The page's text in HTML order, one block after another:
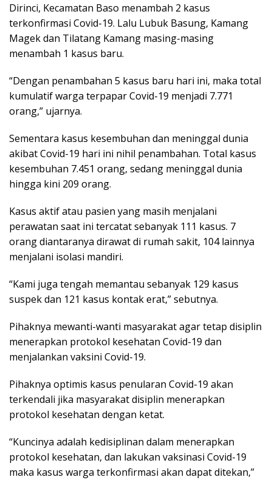
Dirinci, Kecamatan Baso menambah 2 kasus
terkonfirmasi Covid-19. Lalu Lubuk Basung, Kamang
Magek dan Tilatang Kamang masing-masing
menambah 1 kasus baru.
“Dengan penambahan 5 kasus baru hari ini, maka total
kumulatif warga terpapar Covid-19 menjadi 7.771
orang,” ujarnya.
Sementara kasus kesembuhan dan meninggal dunia
akibat Covid-19 hari ini nihil penambahan. Total kasus
kesembuhan 7.451 orang, sedang meninggal dunia
hingga kini 209 orang.
Kasus aktif atau pasien yang masih menjalani
perawatan saat ini tercatat sebanyak 111 kasus. 7
orang diantaranya dirawat di rumah sakit, 104 lainnya
menjalani isolasi mandiri.
“Kami juga tengah memantau sebanyak 129 kasus
suspek dan 121 kasus kontak erat,” sebutnya.
Pihaknya mewanti-wanti masyarakat agar tetap disiplin
menerapkan protokol kesehatan Covid-19 dan
menjalankan vaksini Covid-19.
Pihaknya optimis kasus penularan Covid-19 akan
terkendali jika masyarakat disiplin menerapkan
protokol kesehatan dengan ketat.
“Kuncinya adalah kedisiplinan dalam menerapkan
protokol kesehatan, dan lakukan vaksinasi Covid-19
maka kasus warga terkonfirmasi akan dapat ditekan,”